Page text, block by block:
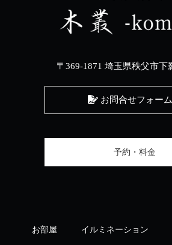
〒369-1871 埼玉県秩父市下
お問合せフォー
予約・料金
お部屋 イルミネーション